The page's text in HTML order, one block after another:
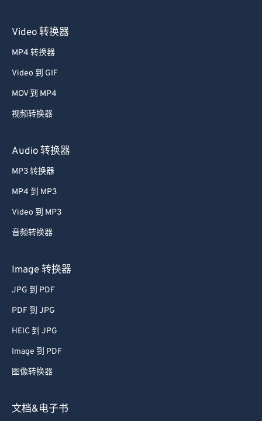
Video 转换器
MP4 转换器
Video 到 GIF
MOV 到 MP4
视频转换器
Audio 转换器
MP3 转换器
MP4 到 MP3
Video 到 MP3
音频转换器
Image 转换器
JPG 到 PDF
PDF 到 JPG
HEIC 到 JPG
Image 到 PDF
图像转换器
文档&电子书